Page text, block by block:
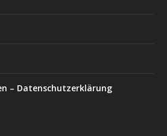
– Datenschutzerklärung